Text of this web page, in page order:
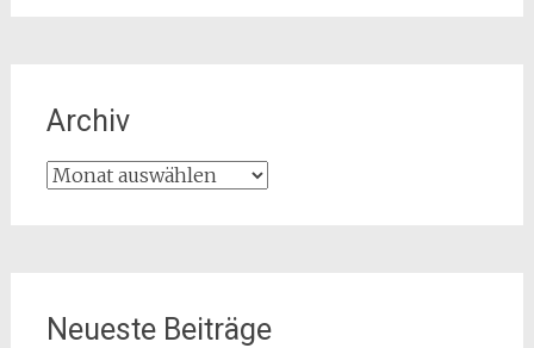
Archiv
Archiv
Neueste Beiträge